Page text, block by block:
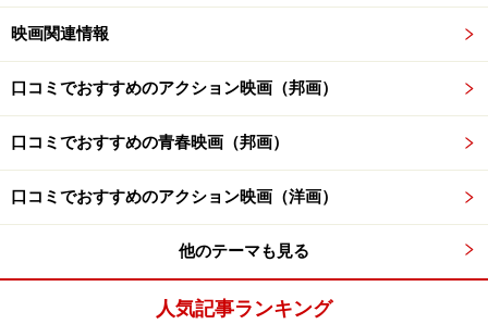
映画関連情報
口コミでおすすめのアクション映画（邦画）
口コミでおすすめの青春映画（邦画）
口コミでおすすめのアクション映画（洋画）
他のテーマも見る
人気記事ランキング